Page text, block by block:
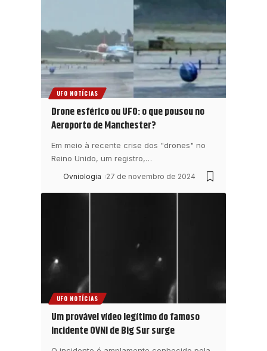
UFO NOTÍCIAS
Drone esférico ou UFO: o que pousou no
Aeroporto de Manchester?
Em meio à recente crise dos "drones" no
Reino Unido, um registro,…
Ovniologia 27 de novembro de 2024
UFO NOTÍCIAS
Um provável vídeo legítimo do famoso
incidente OVNI de Big Sur surge